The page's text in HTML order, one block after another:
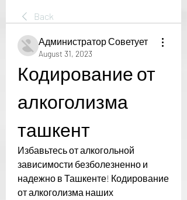
Back
Администратор Советует
August 31, 2023
Кодирование от
алкоголизма
ташкент
Избавьтесь от алкогольной
зависимости безболезненно и
надежно в Ташкенте! Кодирование
от алкоголизма наших